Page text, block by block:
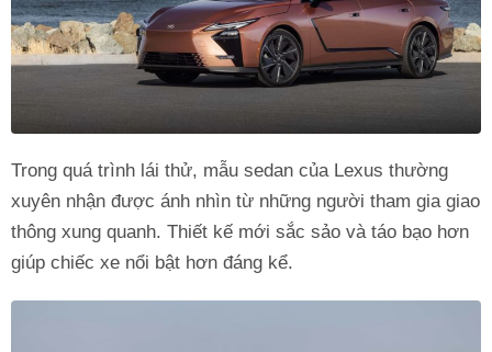
Trong quá trình lái thử, mẫu sedan của Lexus thường
xuyên nhận được ánh nhìn từ những người tham gia giao
thông xung quanh. Thiết kế mới sắc sảo và táo bạo hơn
giúp chiếc xe nổi bật hơn đáng kể.